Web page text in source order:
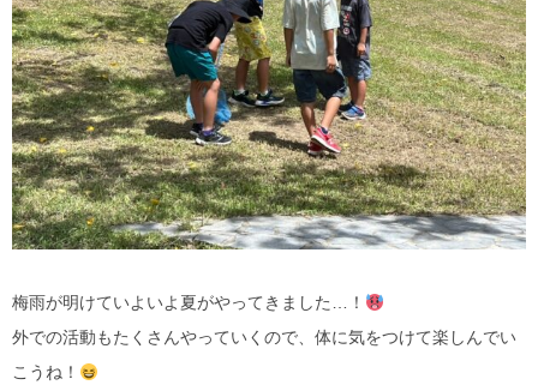
梅雨が明けていよいよ夏がやってきました…！
外での活動もたくさんやっていくので、体に気をつけて楽しんでい
こうね！